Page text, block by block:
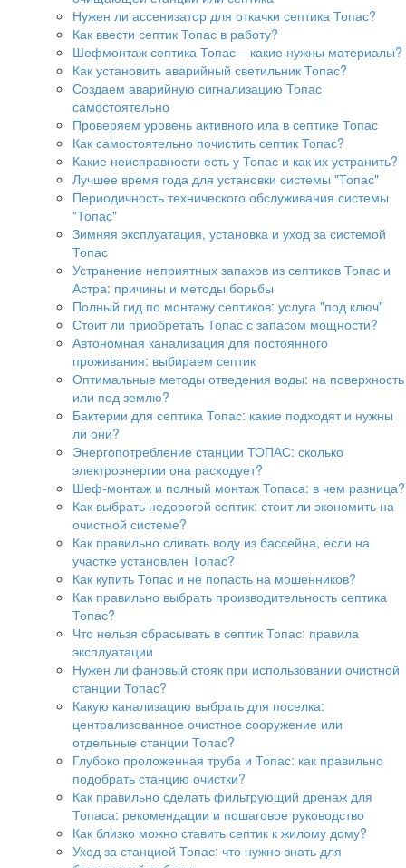
Нужен ли ассенизатор для откачки септика Топас?
Как ввести септик Топас в работу?
Шефмонтаж септика Топас – какие нужны материалы?
Как установить аварийный светильник Топас?
Создаем аварийную сигнализацию Топас
самостоятельно
Проверяем уровень активного ила в септике Топас
Как самостоятельно почистить септик Топас?
Какие неисправности есть у Топас и как их устранить?
Лучшее время года для установки системы "Топас"
Периодичность технического обслуживания системы
"Топас"
Зимняя эксплуатация, установка и уход за системой
Топас
Устранение неприятных запахов из септиков Топас и
Астра: причины и методы борьбы
Полный гид по монтажу септиков: услуга "под ключ"
Стоит ли приобретать Топас с запасом мощности?
Автономная канализация для постоянного
проживания: выбираем септик
Оптимальные методы отведения воды: на поверхность
или под землю?
Бактерии для септика Топас: какие подходят и нужны
ли они?
Энергопотребление станции ТОПАС: сколько
электроэнергии она расходует?
Шеф-монтаж и полный монтаж Топаса: в чем разница?
Как выбрать недорогой септик: стоит ли экономить на
очистной системе?
Как правильно сливать воду из бассейна, если на
участке установлен Топас?
Как купить Топас и не попасть на мошенников?
Как правильно выбрать производительность септика
Топас?
Что нельзя сбрасывать в септик Топас: правила
эксплуатации
Нужен ли фановый стояк при использовании очистной
станции Топас?
Какую канализацию выбрать для поселка:
централизованное очистное сооружение или
отдельные станции Топас?
Глубоко проложенная труба и Топас: как правильно
подобрать станцию очистки?
Как правильно сделать фильтрующий дренаж для
Топаса: рекомендации и пошаговое руководство
Как близко можно ставить септик к жилому дому?
Уход за станцией Топас: что нужно знать для